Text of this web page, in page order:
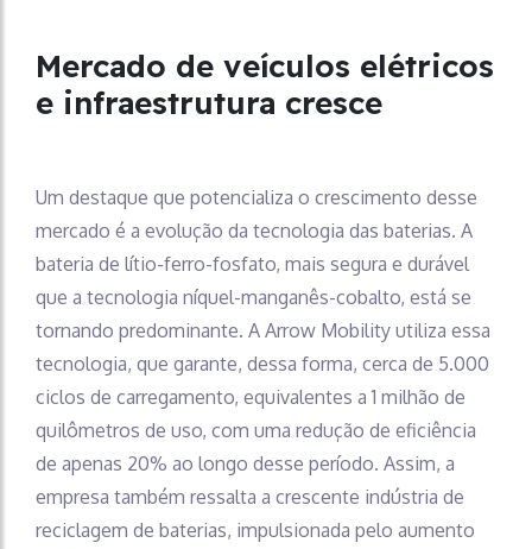
Mercado de veículos elétricos
e infraestrutura cresce
Um destaque que potencializa o crescimento desse
mercado é a evolução da tecnologia das baterias. A
bateria de lítio-ferro-fosfato, mais segura e durável
que a tecnologia níquel-manganês-cobalto, está se
tornando predominante. A Arrow Mobility utiliza essa
tecnologia, que garante, dessa forma, cerca de 5.000
ciclos de carregamento, equivalentes a 1 milhão de
quilômetros de uso, com uma redução de eficiência
de apenas 20% ao longo desse período. Assim, a
empresa também ressalta a crescente indústria de
reciclagem de baterias, impulsionada pelo aumento